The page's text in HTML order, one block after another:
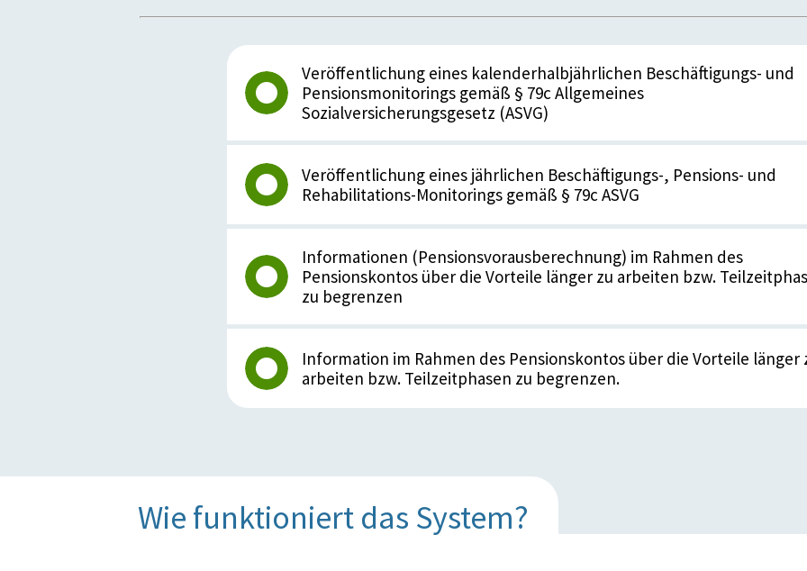
Veröffentlichung eines kalenderhalbjährlichen Beschäftigungs- und
Pensionsmonitorings gemäß § 79c Allgemeines
Sozialversicherungsgesetz (ASVG)
Veröffentlichung eines jährlichen Beschäftigungs-, Pensions- und
Rehabilitations-Monitorings gemäß § 79c ASVG
Informationen (Pensionsvorausberechnung) im Rahmen des
Pensionskontos über die Vorteile länger zu arbeiten bzw.
zu begrenzen
Information im Rahmen des Pensionskontos über die Vorteile länger
arbeiten bzw. Teilzeitphasen zu begrenzen.
Wie funktioniert das System?